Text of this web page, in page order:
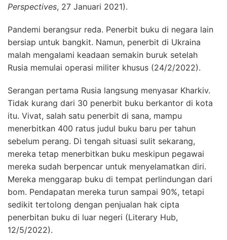
Perspectives, 27 Januari 2021).
Pandemi berangsur reda. Penerbit buku di negara lain
bersiap untuk bangkit. Namun, penerbit di Ukraina
malah mengalami keadaan semakin buruk setelah
Rusia memulai operasi militer khusus (24/2/2022).
Serangan pertama Rusia langsung menyasar Kharkiv.
Tidak kurang dari 30 penerbit buku berkantor di kota
itu. Vivat, salah satu penerbit di sana, mampu
menerbitkan 400 ratus judul buku baru per tahun
sebelum perang. Di tengah situasi sulit sekarang,
mereka tetap menerbitkan buku meskipun pegawai
mereka sudah berpencar untuk menyelamatkan diri.
Mereka menggarap buku di tempat perlindungan dari
bom. Pendapatan mereka turun sampai 90%, tetapi
sedikit tertolong dengan penjualan hak cipta
penerbitan buku di luar negeri (Literary Hub,
12/5/2022).